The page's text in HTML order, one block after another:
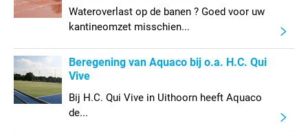
Wateroverlast op de banen ? Goed voor uw
kantineomzet misschien...
Beregening van Aquaco bij o.a. H.C. Qui
Vive
Bij H.C. Qui Vive in Uithoorn heeft Aquaco
de...